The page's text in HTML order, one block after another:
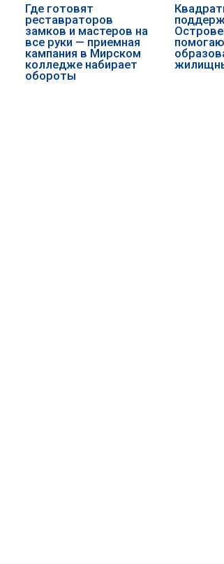
Где готовят
реставраторов
замков и мастеров на
все руки — приемная
кампания в Мирском
колледже набирает
обороты